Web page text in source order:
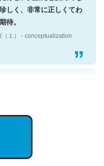
しく、非常に正しくてわ
待。
entry/2023/03/27
１） - conceptualization